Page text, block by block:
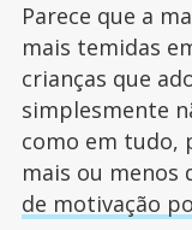
Parece que a
mais temidas
crianças que
simplesmente
como em tudo,
mais ou menos
de motivação